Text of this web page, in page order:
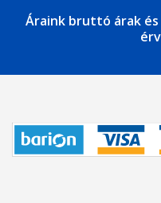
Áraink bruttó árak és